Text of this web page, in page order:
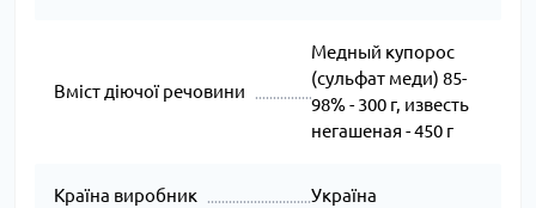
Вміст діючої речовини
Медный купорос
(сульфат меди) 85-
98% - 300 г, известь
негашеная - 450 г
Країна виробник Україна